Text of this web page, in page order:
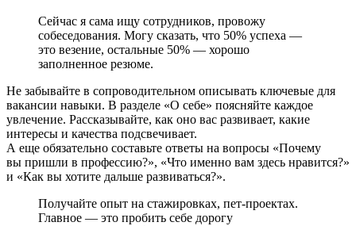
Сейчас я сама ищу сотрудников, провожу
собеседования. Могу сказать, что 50% успеха —
это везение, остальные 50% — хорошо
заполненное резюме.
Не забывайте в сопроводительном описывать ключевые для
вакансии навыки. В разделе «О себе» поясняйте каждое
увлечение. Рассказывайте, как оно вас развивает, какие
интересы и качества подсвечивает.
А еще обязательно составьте ответы на вопросы «Почему
вы пришли в профессию?», «Что именно вам здесь нравится?»
и «Как вы хотите дальше развиваться?».
Получайте опыт на стажировках, пет-проектах.
Главное — это пробить себе дорогу